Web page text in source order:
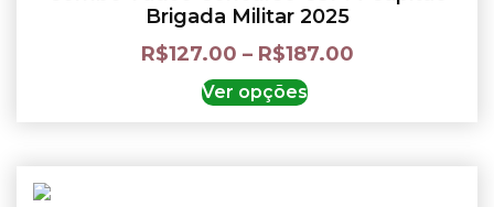
Brigada Militar 2025
R$127.00 – R$187.00
Ver opções